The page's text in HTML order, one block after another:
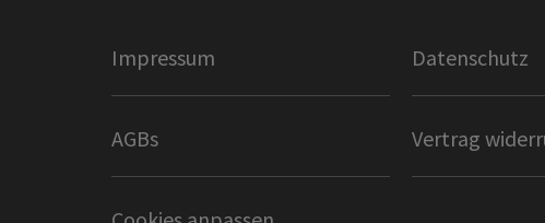
Impressum Datenschutz
AGBs Vertrag